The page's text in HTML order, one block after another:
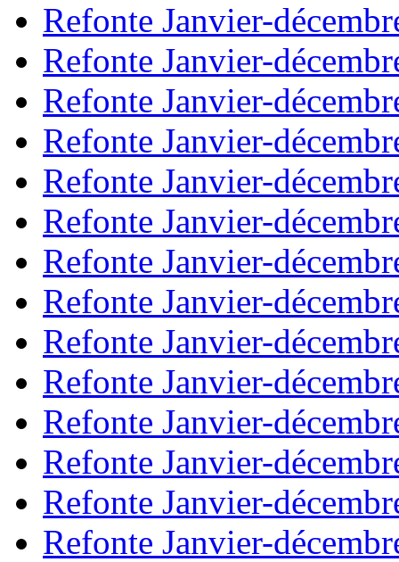
Refonte Janvier-
Refonte Janvier-
Refonte Janvier-
Refonte Janvier-
Refonte Janvier-
Refonte Janvier-
Refonte Janvier-
Refonte Janvier-
Refonte Janvier-
Refonte Janvier-
Refonte Janvier-
Refonte Janvier-
Refonte Janvier-
Refonte Janvier-